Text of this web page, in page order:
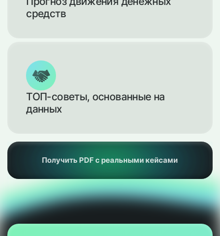
средств
ТОП-советы, основанные на
данных
Получить PDF с реальными кейсами